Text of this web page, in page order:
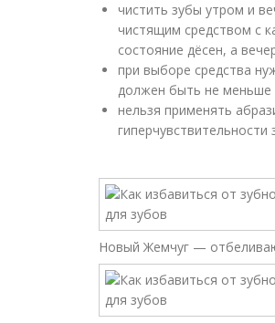
чистить зубы утром и
чистящим средством с
состояние дёсен, а
при выборе средства
должен быть не меньше
нельзя применять
гиперчувствительности
Новый Жемчуг —